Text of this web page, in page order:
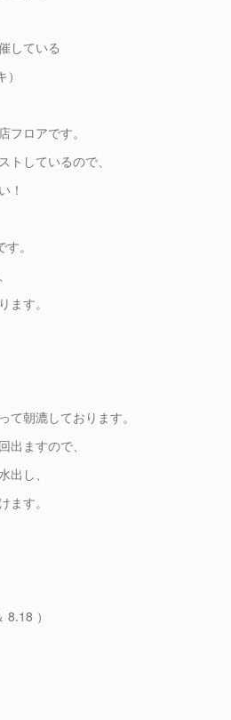
している
フロアです。
トしているので、
！
。
ます。
て朝漉しております。
出ますので、
出し、
ます。
）